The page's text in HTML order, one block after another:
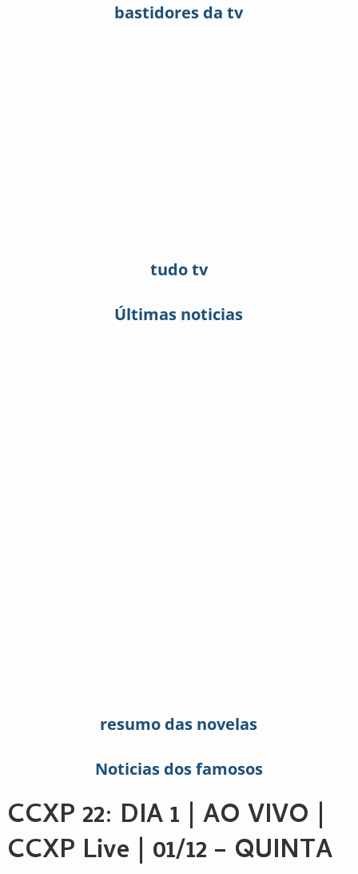
bastidores da tv
tudo tv
Últimas noticias
resumo das novelas
Noticias dos famosos
CCXP 22: DIA 1 | AO VIVO |
CCXP Live | 01/12 – QUINTA